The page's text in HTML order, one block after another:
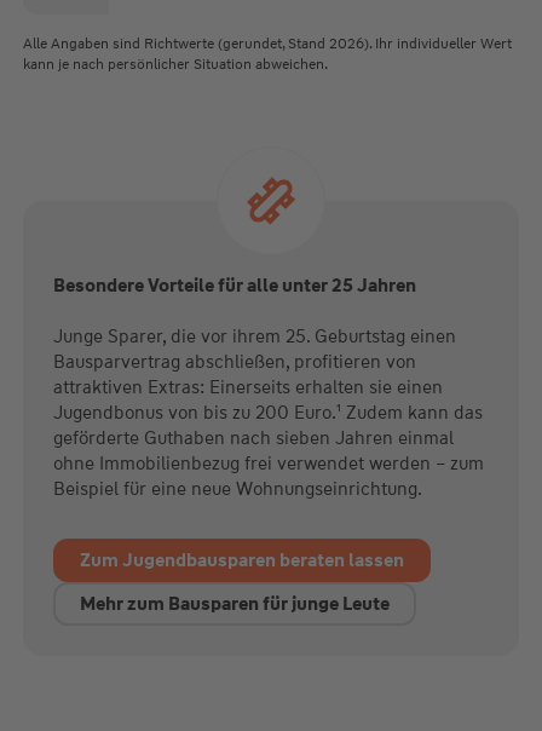
Alle Angaben sind Richtwerte (gerundet, Stand 2026). Ihr individueller Wert
kann je nach persönlicher Situation abweichen.
Besondere Vorteile für alle unter 25 Jahren
Junge Sparer, die vor ihrem 25. Geburtstag einen
Bausparvertrag abschließen, profitieren von
attraktiven Extras: Einerseits erhalten sie einen
Jugendbonus von bis zu 200 Euro.¹ Zudem kann das
geförderte Guthaben nach sieben Jahren einmal
ohne Immobilienbezug frei verwendet werden – zum
Beispiel für eine neue Wohnungseinrichtung.
Zum Jugendbausparen beraten lassen
Mehr zum Bausparen für junge Leute